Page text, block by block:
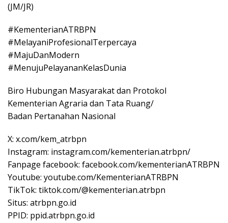
(JM/JR)
#KementerianATRBPN
#MelayaniProfesionalTerpercaya
#MajuDanModern
#MenujuPelayananKelasDunia
Biro Hubungan Masyarakat dan Protokol
Kementerian Agraria dan Tata Ruang/
Badan Pertanahan Nasional
X: x.com/kem_atrbpn
Instagram: instagram.com/kementerian.atrbpn/
Fanpage facebook: facebook.com/kementerianATRBPN
Youtube: youtube.com/KementerianATRBPN
TikTok: tiktok.com/@kementerian.atrbpn
Situs: atrbpn.go.id
PPID: ppid.atrbpn.go.id